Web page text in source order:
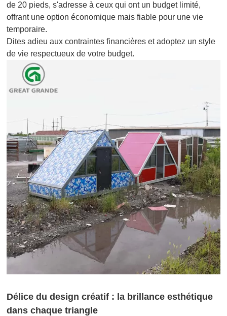
de 20 pieds, s'adresse à ceux qui ont un budget limité,
offrant une option économique mais fiable pour une vie
temporaire.
Dites adieu aux contraintes financières et adoptez un style
de vie respectueux de votre budget.
Délice du design créatif : la brillance esthétique
dans chaque triangle